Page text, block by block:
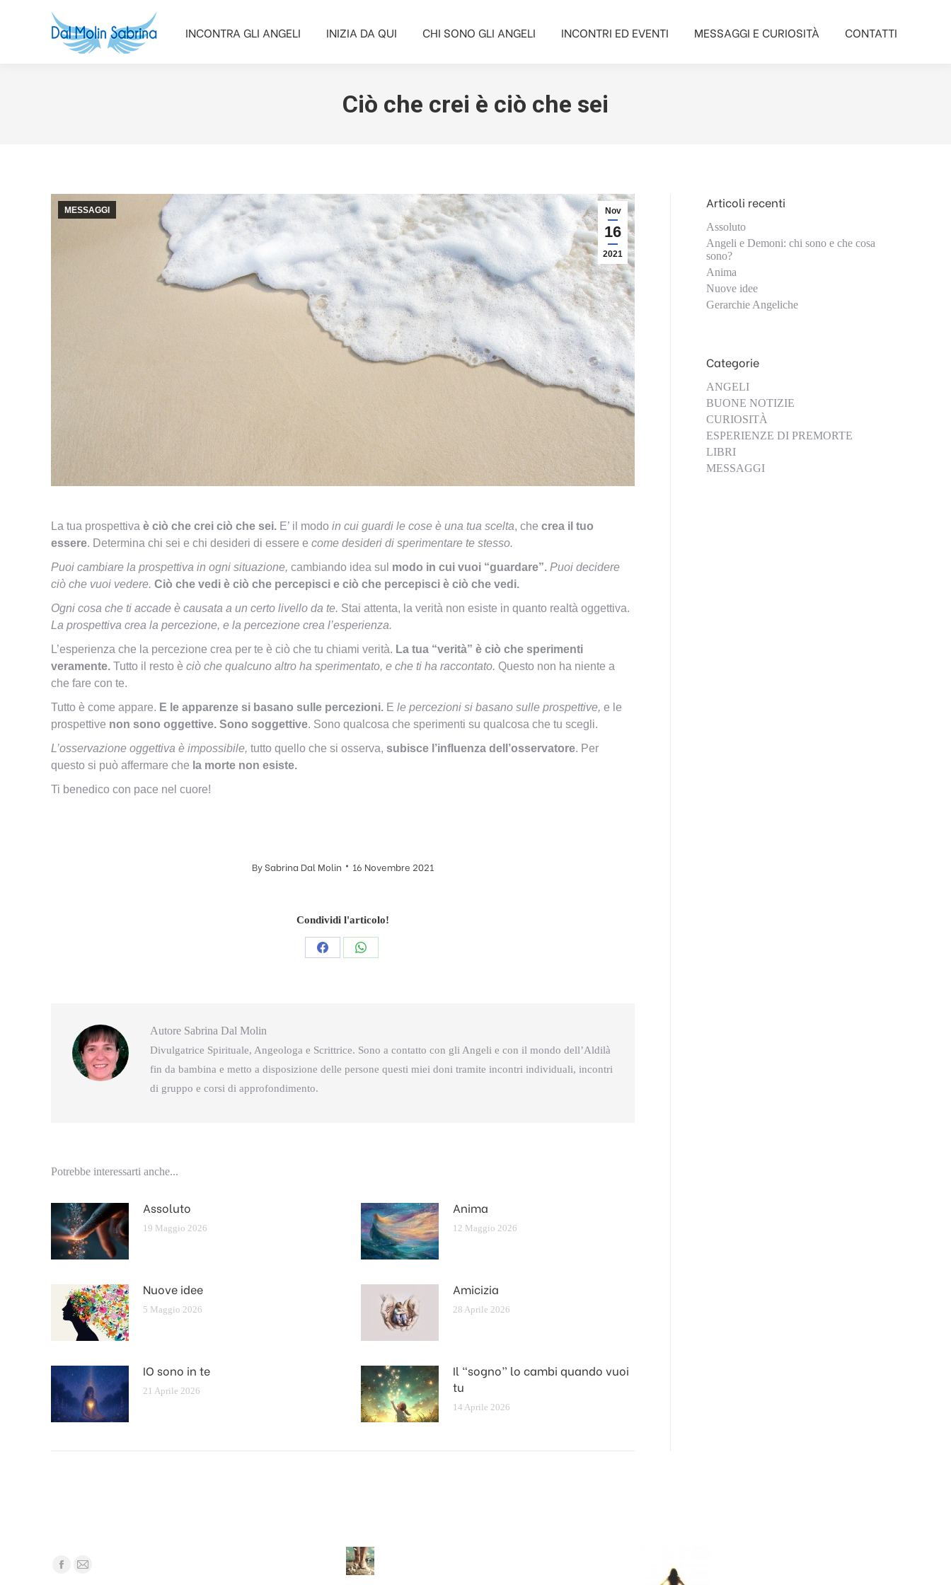
INCONTRA GLI ANGELI INIZIA DA QUI CHI SONO GLI ANGELI INCONTRI ED EVENTI MESSAGGI E CURIOSITÀ CONTATTI
Ciò che crei è ciò che sei
Nov
16
2021
MESSAGGI
La tua prospettiva è ciò che crei ciò che sei. E’ il modo in cui guardi le cose è una tua scelta, che crea il tuo
essere. Determina chi sei e chi desideri di essere e come desideri di sperimentare te stesso.
Puoi cambiare la prospettiva in ogni situazione, cambiando idea sul modo in cui vuoi “guardare”. Puoi decidere
ciò che vuoi vedere. Ciò che vedi è ciò che percepisci e ciò che percepisci è ciò che vedi.
Ogni cosa che ti accade è causata a un certo livello da te. Stai attenta, la verità non esiste in quanto realtà oggettiva.
La prospettiva crea la percezione, e la percezione crea l’esperienza.
L’esperienza che la percezione crea per te è ciò che tu chiami verità. La tua “verità” è ciò che sperimenti
veramente. Tutto il resto è ciò che qualcuno altro ha sperimentato, e che ti ha raccontato. Questo non ha niente a
che fare con te.
Tutto è come appare. E le apparenze si basano sulle percezioni. E le percezioni si basano sulle prospettive, e le
prospettive non sono oggettive. Sono soggettive. Sono qualcosa che sperimenti su qualcosa che tu scegli.
L’osservazione oggettiva è impossibile, tutto quello che si osserva, subisce l’influenza dell’osservatore. Per
questo si può affermare che la morte non esiste.
Ti benedico con pace nel cuore!
BySabrina Dal Molin 16 Novembre 2021
Condividi l'articolo!
CondividiCondividi
Autore Sabrina Dal Molin
Divulgatrice Spirituale, Angeologa e Scrittrice. Sono a contatto con gli Angeli e con il mondo dell’Aldilà
fin da bambina e metto a disposizione delle persone questi miei doni tramite incontri individuali, incontri
di gruppo e corsi di approfondimento.
Potrebbe interessarti anche...
Assoluto
19 Maggio 2026
Anima
12 Maggio 2026
Nuove idee
5 Maggio 2026
Amicizia
28 Aprile 2026
IO sono in te
21 Aprile 2026
Il “sogno” lo cambi quando vuoi
tu
14 Aprile 2026
Articoli recenti
Assoluto
Angeli e Demoni: chi sono e che cosa
sono?
Anima
Nuove idee
Gerarchie Angeliche
Categorie
ANGELI
BUONE NOTIZIE
CURIOSITÀ
ESPERIENZE DI PREMORTE
LIBRI
MESSAGGI
MESSAGGI E CURIOSITÀ